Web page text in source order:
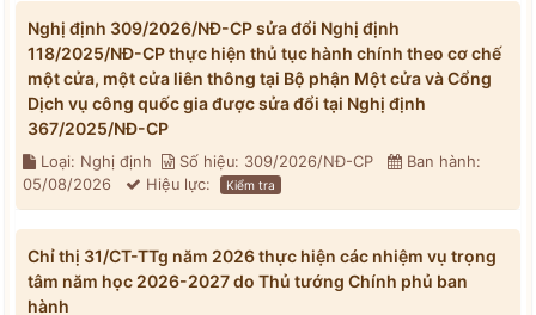
Nghị định 309/2026/NĐ-CP sửa đổi Nghị định
118/2025/NĐ-CP thực hiện thủ tục hành chính theo cơ chế
một cửa, một cửa liên thông tại Bộ phận Một cửa và Cổng
Dịch vụ công quốc gia được sửa đổi tại Nghị định
367/2025/NĐ-CP
Loại: Nghị định Số hiệu: 309/2026/NĐ-CP
Ban hành:
05/08/2026
Hiệu lực: Kiểm tra
Chỉ thị 31/CT-TTg năm 2026 thực hiện các nhiệm vụ trọng
tâm năm học 2026-2027 do Thủ tướng Chính phủ ban
hành